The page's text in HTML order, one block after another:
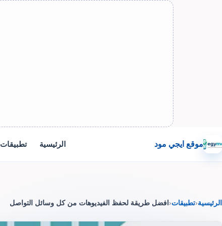
موقع ايجي مود الرئيسية تطبيقات
الرئيسية‹تطبيقات‹ افضل طريقة لحفظ الفيديوهات من كل وسائل التواصل